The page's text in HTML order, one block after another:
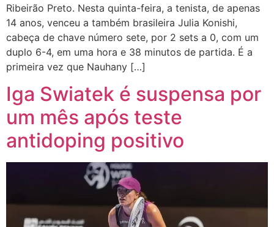
Ribeirão Preto. Nesta quinta-feira, a tenista, de apenas
14 anos, venceu a também brasileira Julia Konishi,
cabeça de chave número sete, por 2 sets a 0, com um
duplo 6-4, em uma hora e 38 minutos de partida. É a
primeira vez que Nauhany […]
Iga Swiatek é suspensa por
um mês após teste
antidoping positivo